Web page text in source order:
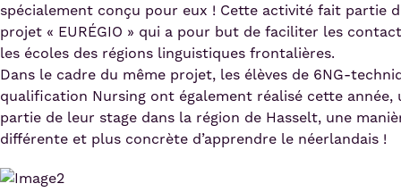
spécialement conçu pour eux ! Cette activité fait partie
projet « EURÉGIO » qui a pour but de faciliter les
les écoles des régions linguistiques frontalières.
Dans le cadre du même projet, les élèves de 6NG-
qualification Nursing ont également réalisé cette année,
partie de leur stage dans la région de Hasselt, une
différente et plus concrète d’apprendre le néerlandais !